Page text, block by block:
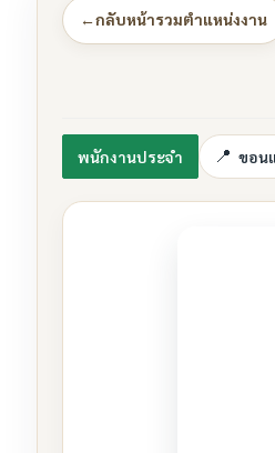
←กลับหน้ารวมตำแหน่งงาน
พนักงานประจำ ขอน